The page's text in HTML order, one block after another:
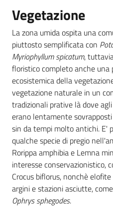
Vegetazione
La zona umida ospita una
piuttosto semplificata con
Myriophyllum spicatum,
floristico completo anche una
ecosistemica della
vegetazione naturale in un
tradizionali prative là dove
erano lentamente
sin da tempi molto antichi. E'
qualche specie di pregio
Rorippa amphibia e Lemna
interesse conservazionistico,
Crocus biflorus, nonchè
argini e stazioni asciutte,
Ophrys sphegodes.